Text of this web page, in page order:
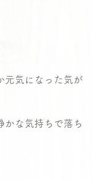
元気になった気が
かな気持ちで落ち